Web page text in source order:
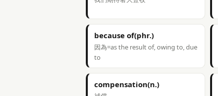
because of(phr.)
因為=as the result of, owing to, due
to
compensation(n.)